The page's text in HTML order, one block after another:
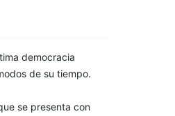
democracia
de su tiempo.
se presenta con